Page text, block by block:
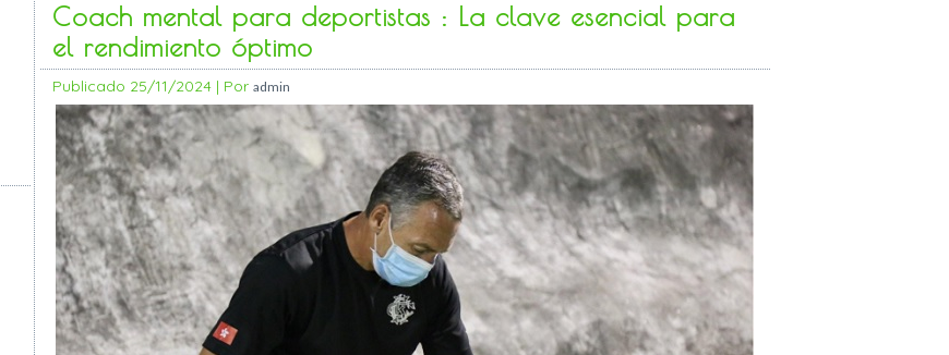
Coach mental para deportistas : La clave esencial para
el rendimiento óptimo
Publicado 25/11/2024| Por admin